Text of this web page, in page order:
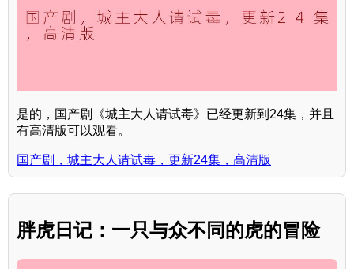
是的，国产剧《城主大人请试毒》已经更新到24集，并且
有高清版可以观看。
国产剧，城主大人请试毒，更新24集，高清版
胖虎日记：一只与众不同的虎的冒险